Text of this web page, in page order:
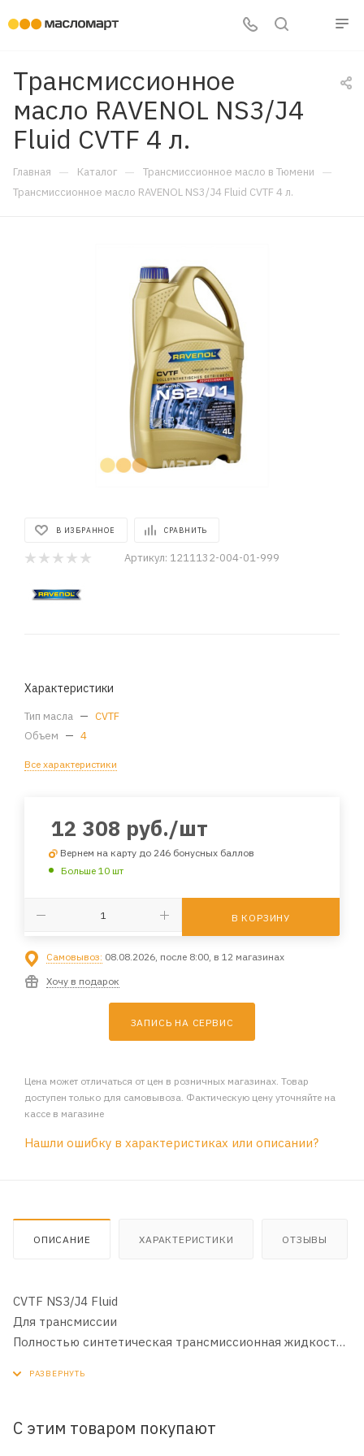
Трансмиссионное
масло RAVENOL NS3/J4
Fluid CVTF 4 л.
Главная — Каталог — Трансмиссионное масло в Тюмени —
Трансмиссионное масло RAVENOL NS3/J4 Fluid CVTF 4 л.
В ИЗБРАННОЕ СРАВНИТЬ
Артикул: 1211132-004-01-999
Характеристики
Тип масла — CVTF
Объем — 4
Все характеристики
12 308 руб./шт
Вернем на карту до 246 бонусных баллов
Больше 10 шт
В КОРЗИНУ
Самовывоз: 08.08.2026, после 8:00, в 12 магазинах
Хочу в подарок
ЗАПИСЬ НА СЕРВИС
Цена может отличаться от цен в розничных магазинах. Товар
доступен только для самовывоза. Фактическую цену уточняйте на
кассе в магазине
Нашли ошибку в характеристиках или описании?
ОПИСАНИЕ ХАРАКТЕРИСТИКИ ОТЗЫВЫ
CVTF NS3/J4 Fluid
Для трансмиссии
Полностью синтетическая трансмиссионная жидкость
С этим товаром покупают